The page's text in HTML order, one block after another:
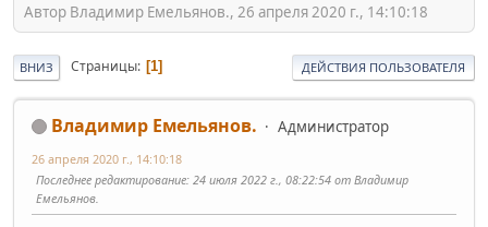
Автор Владимир Емельянов., 26 апреля 2020 г., 14:10:18
ВНИЗ Страницы 1 ДЕЙСТВИЯ ПОЛЬЗОВАТЕЛЯ
Владимир Емельянов. Администратор
26 апреля 2020 г., 14:10:18
Последнее редактирование: 24 июля 2022 г., 08:22:54 от Владимир
Емельянов.